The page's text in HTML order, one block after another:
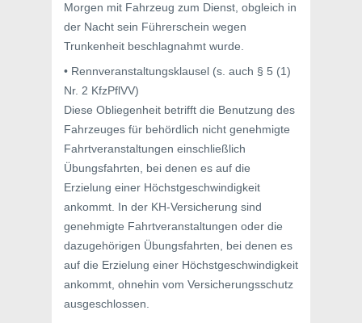
Morgen mit Fahrzeug zum Dienst, obgleich in
der Nacht sein Führerschein wegen
Trunkenheit beschlagnahmt wurde.
• Rennveranstaltungsklausel (s. auch § 5 (1)
Nr. 2 KfzPflVV)
Diese Obliegenheit betrifft die Benutzung des
Fahrzeuges für behördlich nicht genehmigte
Fahrtveranstaltungen einschließlich
Übungsfahrten, bei denen es auf die
Erzielung einer Höchstgeschwindigkeit
ankommt. In der KH-Versicherung sind
genehmigte Fahrtveranstaltungen oder die
dazugehörigen Übungsfahrten, bei denen es
auf die Erzielung einer Höchstgeschwindigkeit
ankommt, ohnehin vom Versicherungsschutz
ausgeschlossen.